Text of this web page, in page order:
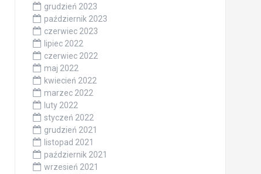
grudzień 2023
październik 2023
czerwiec 2023
lipiec 2022
czerwiec 2022
maj 2022
kwiecień 2022
marzec 2022
luty 2022
styczeń 2022
grudzień 2021
listopad 2021
październik 2021
wrzesień 2021